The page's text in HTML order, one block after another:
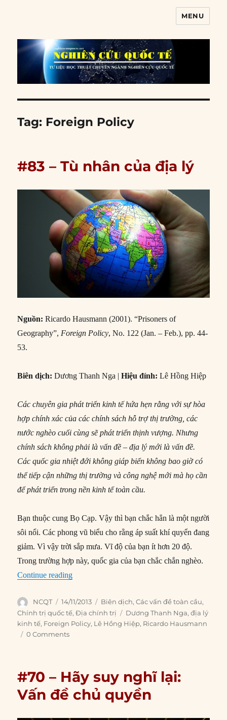
MENU
Tag: Foreign Policy
#83 – Tù nhân của địa lý
Nguồn:Ricardo Hausmann (2001). “Prisoners of
Geography”,Foreign Policy, No. 122 (Jan. – Feb.), pp. 44-
53.
Biên dịch: Dương Thanh Nga |Hiệu đính: Lê Hồng Hiệp
Các chuyên gia phát triển kinh tế hứa hẹn rằng với sự hòa
hợp chính xác của các chính sách hỗ trợ thị trường, các
nước nghèo cuối cùng sẽ phát triển thịnh vượng. Nhưng
chính sách không phải là vấn đề – địa lý mới là vấn đề.
Các quốc gia nhiệt đới không giáp biển không bao giờ có
thể tiếp cận những thị trường và công nghệ mới mà họ cần
để phát triển trong nền kinh tế toàn cầu.
Bạn thuộc cung Bọ Cạp. Vậy thì bạn chắc hẳn là một người
sôi nổi. Các phong vũ biểu cho rằng áp suất khí quyển đang
giảm. Vì vậy trời sắp mưa. Vĩ độ của bạn ít hơn 20 độ.
Trong trường hợp này, quốc gia của bạn chắc chắn nghèo.
Continue reading“#83 – Tù nhân của địa lý”
Author
NCQT
Posted
on
14/11/2013 Categories
Biên dịch,Các vấn đề toàn cầu,
Chính trị quốc tế,Địa chính trị Tags
Dương Thanh Nga,địa lý
kinh tế, Foreign Policy, Lê Hồng Hiệp, Ricardo Hausmann
0 Comments
#70 – Hãy suy nghĩ lại:
Vấn đề chủ quyền